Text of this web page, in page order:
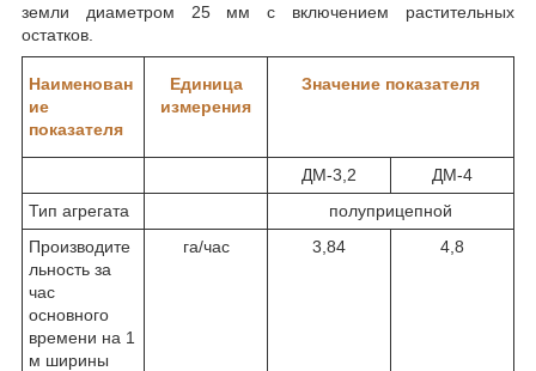
земли диаметром 25 мм с включением растительных
остатков.
Наименован
ие
показателя
Единица
измерения
Значение показателя
ДМ-3,2
ДМ-4
Тип агрегата
полуприцепной
Производите
льность за
час
основного
времени на 1
м ширины
га/час 3,84 4,8